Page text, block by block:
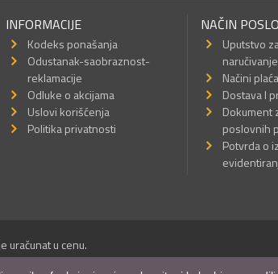
INFORMACIJE
Kodeks ponašanja
Odustanak-saobraznost-
reklamacije
Odluke o akcijama
Uslovi korišćenja
Politika privatnosti
NAČIN
Uputstvo
Načini
Dostava I
Dokument
poslovnih
Potvrda o
uračunat u cenu.
zadržana.